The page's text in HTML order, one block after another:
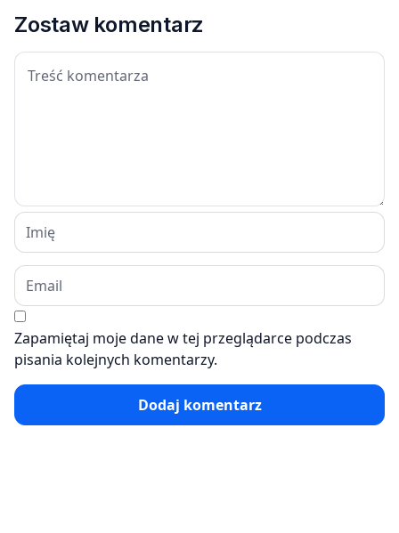
Zostaw komentarz
Zapamiętaj moje dane w tej przeglądarce podczas
pisania kolejnych komentarzy.
Dodaj komentarz